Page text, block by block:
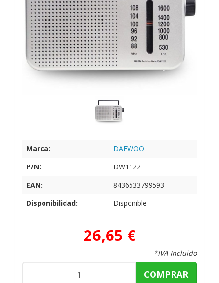
Marca:
DAEWOO
P/N:
DW1122
EAN:
8436533799593
Disponibilidad:
Disponible
26,65 €
*IVA Incluido
COMPRAR